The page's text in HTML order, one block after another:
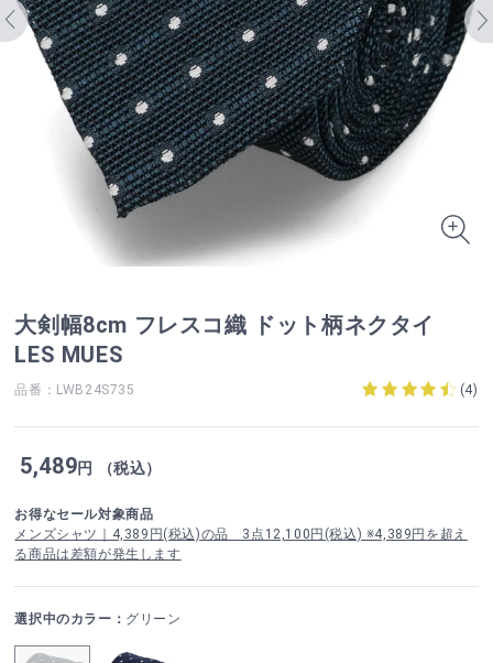
大剣幅8cm フレスコ織 ドット柄ネクタイ
LES MUES
品番：LWB24S735 (4)
5,489円 （税込）
お得なセール対象商品
メンズシャツ｜4,389円(税込)の品 3点12,100円(税込) ※4,389円を超え
る商品は差額が発生します
選択中のカラー： グリーン